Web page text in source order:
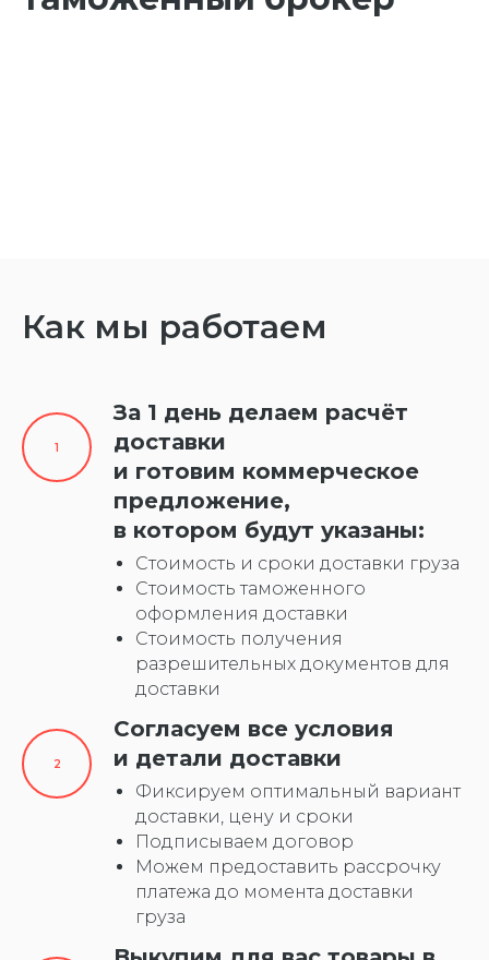
Как мы работаем
За 1 день делаем расчёт
доставки
и готовим коммерческое
предложение,
в котором будут указаны:
Стоимость и сроки доставки груза
Стоимость таможенного
оформления доставки
Стоимость получения
разрешительных документов для
доставки
Согласуем все условия
и детали доставки
Фиксируем оптимальный вариант
доставки, цену и сроки
Подписываем договор
Можем предоставить рассрочку
платежа до момента доставки
груза